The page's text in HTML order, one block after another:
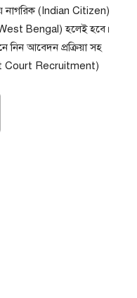
নাগরিক (Indian Citizen)
Bengal) হলেই হবে।
নিন আবেদন প্রক্রিয়া সহ
Court Recruitment)